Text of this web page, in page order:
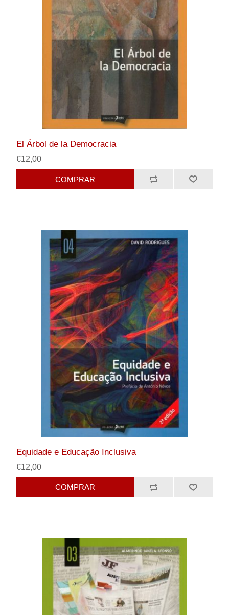
El Árbol de la Democracia
€12,00
COMPRAR
Equidade e Educação Inclusiva
€12,00
COMPRAR